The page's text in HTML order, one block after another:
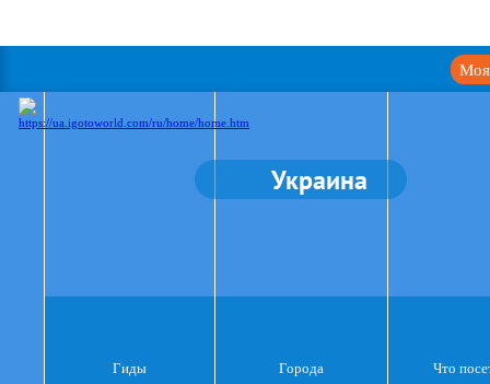
Моя
Украина
Гиды Города Что